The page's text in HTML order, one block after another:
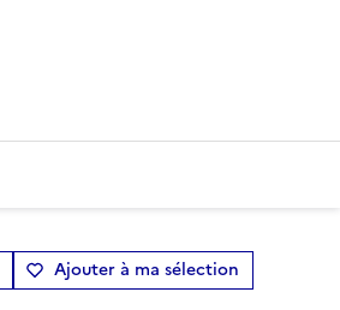
Ajouter à ma sélection